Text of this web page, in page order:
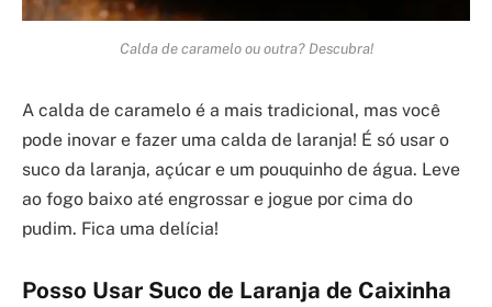
Calda de caramelo ou outra? Descubra!
A calda de caramelo é a mais tradicional, mas você
pode inovar e fazer uma calda de laranja! É só usar o
suco da laranja, açúcar e um pouquinho de água. Leve
ao fogo baixo até engrossar e jogue por cima do
pudim. Fica uma delícia!
Posso Usar Suco de Laranja de Caixinha